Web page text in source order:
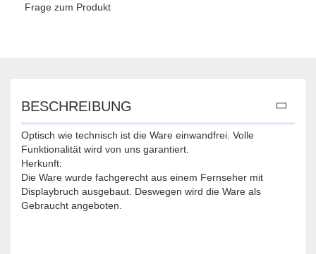
Frage zum Produkt
BESCHREIBUNG
Optisch wie technisch ist die Ware einwandfrei. Volle
Funktionalität wird von uns garantiert.
Herkunft:
Die Ware wurde fachgerecht aus einem Fernseher mit
Displaybruch ausgebaut. Deswegen wird die Ware als
Gebraucht angeboten.